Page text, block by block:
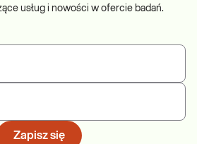
usług i nowości w ofercie badań.
Zapisz się